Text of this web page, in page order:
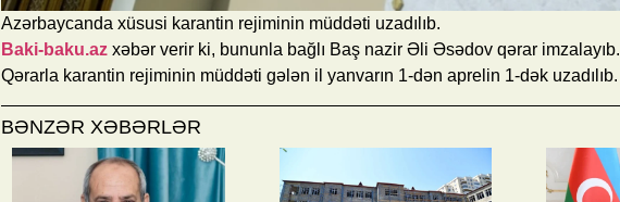
Azərbaycanda xüsusi karantin rejiminin müddəti uzadılıb.
Baki-baku.az xəbər verir ki, bununla bağlı Baş nazir Əli Əsədov qərar imzalayıb.
Qərarla karantin rejiminin müddəti gələn il yanvarın 1-dən aprelin 1-dək uzadılıb.
BƏNZƏR XƏBƏRLƏR